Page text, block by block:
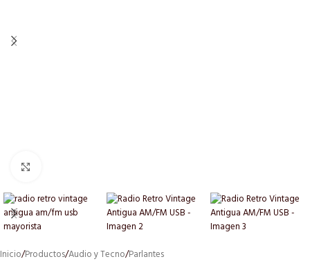
Inicio/Productos/Audio y Tecno/Parlantes